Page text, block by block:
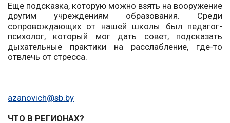
Еще подсказка, которую можно взять на вооружение
другим учреждениям образования. Среди
сопровождающих от нашей школы был педагог-
психолог, который мог дать совет, подсказать
дыхательные практики на расслабление, где-то
отвлечь от стресса.
azanovich@sb.by
ЧТО В РЕГИОНАХ?